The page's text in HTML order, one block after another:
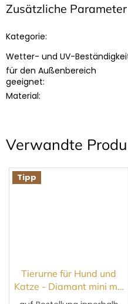
Verwandte
Tipp
Tierurne für Hund und
Katze - Diamant mini mit
Foto
Zusätzliche Parameter
Kategorie:
Wetter- und UV-
für den Außenbereich
geeignet:
Material: